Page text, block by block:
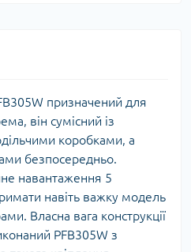
призначений для
він сумісний із
коробками, а
безпосередньо.
навантаження 5
навіть важку модель
Власна вага конструкції
PFB305W з